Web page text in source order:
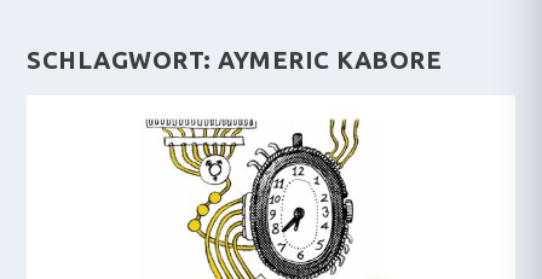
SCHLAGWORT:AYMERIC KABORE